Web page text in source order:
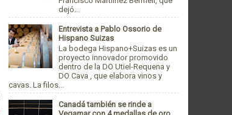
dejó...
Entrevista a Pablo Ossorio de
Hispano Suizas
La bodega Hispano+Suizas es un
proyecto innovador promovido
dentro de la DO Utiel-Requena y
DO Cava , que elabora vinos y
cavas. La filos...
Canadá también se rinde a